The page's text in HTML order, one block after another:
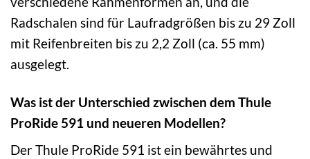
Radschalen sind für Laufradgrößen bis zu 29 Zoll
mit Reifenbreiten bis zu 2,2 Zoll (ca. 55 mm)
ausgelegt.
Was ist der Unterschied zwischen dem Thule
ProRide 591 und neueren Modellen?
Der Thule ProRide 591 ist ein bewährtes und